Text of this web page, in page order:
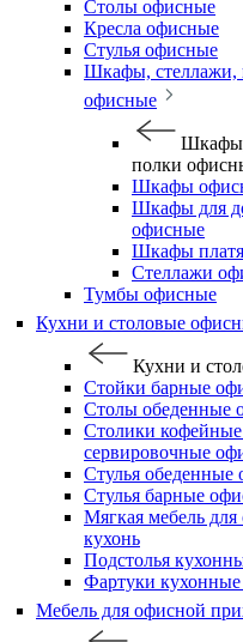
Столы офисные
Кресла офисные
Стулья офисные
Шкафы, стеллажи,
офисные
Шкафы,
полки
Шкафы
Шкафы для
офисные
Шкафы
Стеллажи
Тумбы офисные
Кухни и столовые
Кухни и
Стойки барные
Столы обеденные
Столики
сервировочные
Стулья обеденные
Стулья барные
Мягкая мебель
кухонь
Подстолья
Фартуки
Мебель для офисной